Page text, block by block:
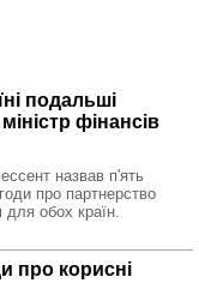
подальші
фінансів
назвав п'ять
про партнерство
обох країн.
про корисні